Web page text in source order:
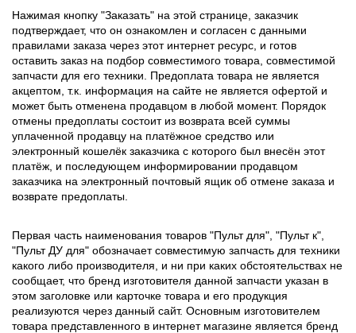
Нажимая кнопку "Заказать" на этой странице, заказчик
подтверждает, что он ознакомлен и согласен с данными
правилами заказа через этот интернет ресурс, и готов
оставить заказ на подбор совместимого товара, совместимой
запчасти для его техники. Предоплата товара не является
акцептом, т.к. информация на сайте не является офертой и
может быть отменена продавцом в любой момент. Порядок
отмены предоплаты состоит из возврата всей суммы
уплаченной продавцу на платёжное средство или
электронный кошелёк заказчика с которого был внесён этот
платёж, и последующем информировании продавцом
заказчика на электронный почтовый ящик об отмене заказа и
возврате предоплаты.
Первая часть наименования товаров "Пульт для", "Пульт к",
"Пульт ДУ для" обозначает совместимую запчасть для техники
какого либо производителя, и ни при каких обстоятельствах не
сообщает, что бренд изготовителя данной запчасти указан в
этом заголовке или карточке товара и его продукция
реализуются через данный сайт. Основным изготовителем
товара представленного в интернет магазине является бренд